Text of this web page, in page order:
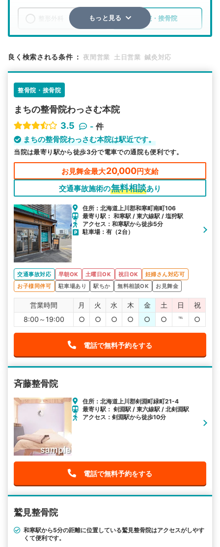
整骨院・接骨院
検索する
駅から探す 院名から探す
もっと見る
良く検索される条件 ： 夜間営業 土日営業 鍼灸対応
整骨院・接骨院
まちの整骨院わっさむ本院
3.5
- 件
まちの整骨院わっさむ本院は駅近です。
当院は最寄り駅から徒歩3分で電車での通院も便利です。
お見舞金最大20,000円支給
交通事故施術の無料相談あり
住所：北海道上川郡和寒町南町106
最寄り駅： 和寒駅 / 東六線駅 / 塩狩駅
アクセス：和寒駅から徒歩5分
駐車場：有（2台）
交通事故対応 早朝OK 土曜日OK 祝日OK
妊婦さん対応可
お子様同伴可
駐車場あり 駅ちか 無料相談OK お見舞金
営業時間 月 火 水 木 金 土 日
祝
8:00～19:00
○ ○ ○ ○ ○ ○ ℡ ○
電話で無料予約をする
斉藤整骨院
住所：北海道上川郡剣淵町緑町21-4
最寄り駅： 剣淵駅 / 東六線駅 / 北剣淵駅
アクセス：剣淵駅から徒歩10分
電話で無料予約をする
鷲見整骨院
和寒駅から5分の距離に位置している鷲見整骨院はアクセスがしやす
くて便利です。